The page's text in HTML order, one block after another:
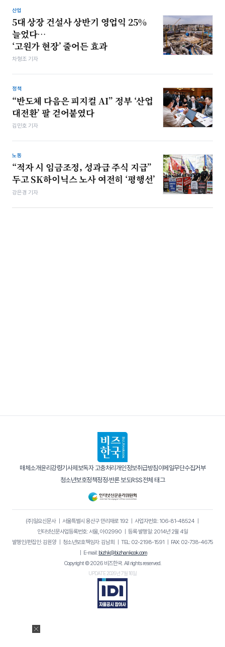
산업
5대 상장 건설사 상반기 영업익 25%
늘었다…
‘고원가 현장’ 줄어든 효과
차형조 기자
정책
“반도체 다음은 피지컬 AI” 정부 ‘산업
대전환’ 팔 걷어붙였다
김민호 기자
노동
“적자 시 임금조정, 성과급 주식 지급”
두고 SK하이닉스 노사 여전히 ‘평행선’
강은경 기자
매체소개윤리강령기사제보독자 고충처리개인정보취급방침이메일무단수집거부
청소년보호정책정정·반론 보도RSS전체 태그
(주)일요신문사｜ 서울특별시 용산구 만리재로 192｜ 사업자번호: 106-81-48524｜
인터넷신문사업등록번호: 서울, 아02990
등록·발행일: 2014년 2월 4일
발행인/편집인: 김원양｜ 청소년보호책임자: 김남희 TEL: 02-2198-1591
FAX: 02-738-4675
E-mail: bizhk@bizhankook.com
Copyright © 2026 비즈한국. All rights reserved.
UPDATE 2026년 7월 16일